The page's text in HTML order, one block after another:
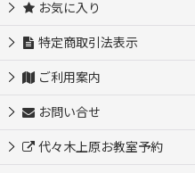
お気に入り
特定商取引法表示
ご利用案内
お問い合せ
代々木上原お教室予約